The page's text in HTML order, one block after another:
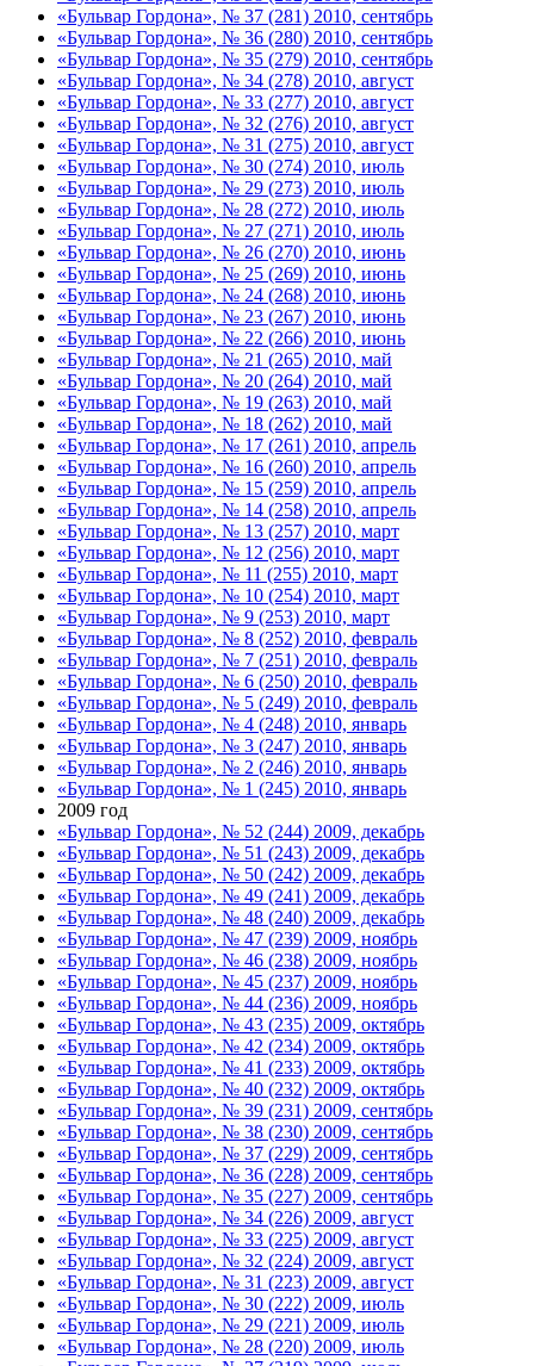
«Бульвар Гордона», № 37 (281) 2010, сентябрь
«Бульвар Гордона», № 36 (280) 2010, сентябрь
«Бульвар Гордона», № 35 (279) 2010, сентябрь
«Бульвар Гордона», № 34 (278) 2010, август
«Бульвар Гордона», № 33 (277) 2010, август
«Бульвар Гордона», № 32 (276) 2010, август
«Бульвар Гордона», № 31 (275) 2010, август
«Бульвар Гордона», № 30 (274) 2010, июль
«Бульвар Гордона», № 29 (273) 2010, июль
«Бульвар Гордона», № 28 (272) 2010, июль
«Бульвар Гордона», № 27 (271) 2010, июль
«Бульвар Гордона», № 26 (270) 2010, июнь
«Бульвар Гордона», № 25 (269) 2010, июнь
«Бульвар Гордона», № 24 (268) 2010, июнь
«Бульвар Гордона», № 23 (267) 2010, июнь
«Бульвар Гордона», № 22 (266) 2010, июнь
«Бульвар Гордона», № 21 (265) 2010, май
«Бульвар Гордона», № 20 (264) 2010, май
«Бульвар Гордона», № 19 (263) 2010, май
«Бульвар Гордона», № 18 (262) 2010, май
«Бульвар Гордона», № 17 (261) 2010, апрель
«Бульвар Гордона», № 16 (260) 2010, апрель
«Бульвар Гордона», № 15 (259) 2010, апрель
«Бульвар Гордона», № 14 (258) 2010, апрель
«Бульвар Гордона», № 13 (257) 2010, март
«Бульвар Гордона», № 12 (256) 2010, март
«Бульвар Гордона», № 11 (255) 2010, март
«Бульвар Гордона», № 10 (254) 2010, март
«Бульвар Гордона», № 9 (253) 2010, март
«Бульвар Гордона», № 8 (252) 2010, февраль
«Бульвар Гордона», № 7 (251) 2010, февраль
«Бульвар Гордона», № 6 (250) 2010, февраль
«Бульвар Гордона», № 5 (249) 2010, февраль
«Бульвар Гордона», № 4 (248) 2010, январь
«Бульвар Гордона», № 3 (247) 2010, январь
«Бульвар Гордона», № 2 (246) 2010, январь
«Бульвар Гордона», № 1 (245) 2010, январь
2009 год
«Бульвар Гордона», № 52 (244) 2009, декабрь
«Бульвар Гордона», № 51 (243) 2009, декабрь
«Бульвар Гордона», № 50 (242) 2009, декабрь
«Бульвар Гордона», № 49 (241) 2009, декабрь
«Бульвар Гордона», № 48 (240) 2009, декабрь
«Бульвар Гордона», № 47 (239) 2009, ноябрь
«Бульвар Гордона», № 46 (238) 2009, ноябрь
«Бульвар Гордона», № 45 (237) 2009, ноябрь
«Бульвар Гордона», № 44 (236) 2009, ноябрь
«Бульвар Гордона», № 43 (235) 2009, октябрь
«Бульвар Гордона», № 42 (234) 2009, октябрь
«Бульвар Гордона», № 41 (233) 2009, октябрь
«Бульвар Гордона», № 40 (232) 2009, октябрь
«Бульвар Гордона», № 39 (231) 2009, сентябрь
«Бульвар Гордона», № 38 (230) 2009, сентябрь
«Бульвар Гордона», № 37 (229) 2009, сентябрь
«Бульвар Гордона», № 36 (228) 2009, сентябрь
«Бульвар Гордона», № 35 (227) 2009, сентябрь
«Бульвар Гордона», № 34 (226) 2009, август
«Бульвар Гордона», № 33 (225) 2009, август
«Бульвар Гордона», № 32 (224) 2009, август
«Бульвар Гордона», № 31 (223) 2009, август
«Бульвар Гордона», № 30 (222) 2009, июль
«Бульвар Гордона», № 29 (221) 2009, июль
«Бульвар Гордона», № 28 (220) 2009, июль